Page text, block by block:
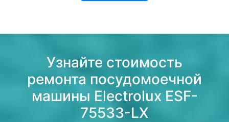
Узнайте стоимость
ремонта посудомоечной
машины Electrolux ESF-
75533-LX